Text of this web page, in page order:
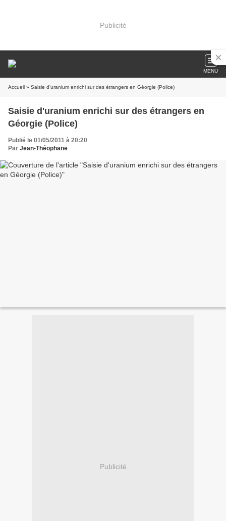
Publicité
MENU
Accueil » Saisie d'uranium enrichi sur des étrangers en Géorgie (Police)
Saisie d'uranium enrichi sur des étrangers en
Géorgie (Police)
Publié le 01/05/2011 à 20:20
Par Jean-Théophane
Publicité